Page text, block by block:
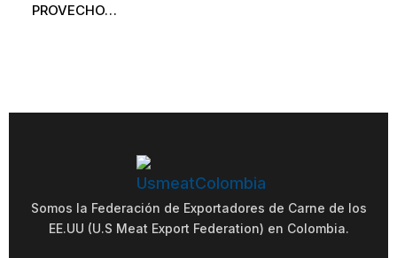
PROVECHO…
Somos la Federación de Exportadores de Carne de los
EE.UU (U.S Meat Export Federation) en Colombia.